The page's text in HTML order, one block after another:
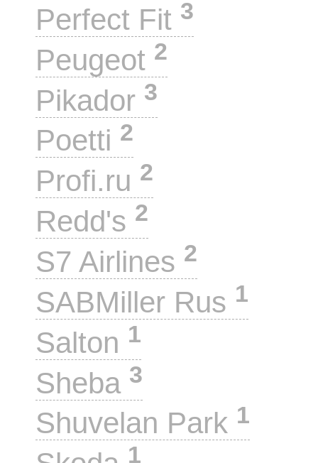
Perfect Fit 3
Peugeot 2
Pikador 3
Poetti 2
Profi.ru 2
Redd's 2
S7 Airlines 2
SABMiller Rus 1
Salton 1
Sheba 3
Shuvelan Park 1
1